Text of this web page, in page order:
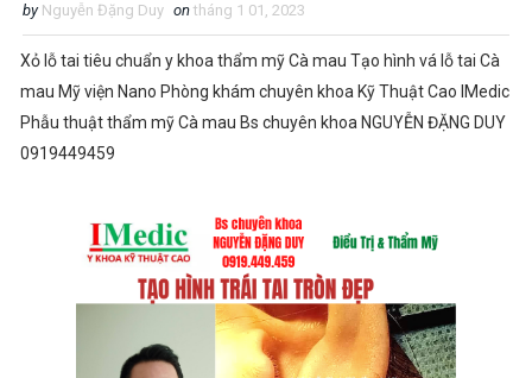
by Nguyễn Đặng Duy on tháng 1 01, 2023
Xỏ lỗ tai tiêu chuẩn y khoa thẩm mỹ Cà mau Tạo hình vá lỗ tai Cà
mau Mỹ viện Nano Phòng khám chuyên khoa Kỹ Thuật Cao IMedic
Phẫu thuật thẩm mỹ Cà mau Bs chuyên khoa NGUYỄN ĐẶNG DUY
0919449459